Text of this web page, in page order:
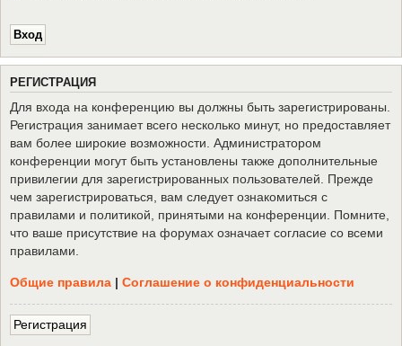
РЕГИСТРАЦИЯ
Для входа на конференцию вы должны быть зарегистрированы.
Регистрация занимает всего несколько минут, но предоставляет
вам более широкие возможности. Администратором
конференции могут быть установлены также дополнительные
привилегии для зарегистрированных пользователей. Прежде
чем зарегистрироваться, вам следует ознакомиться с
правилами и политикой, принятыми на конференции. Помните,
что ваше присутствие на форумах означает согласие со всеми
правилами.
Общие правила | Соглашение о конфиденциальности
Регистрация